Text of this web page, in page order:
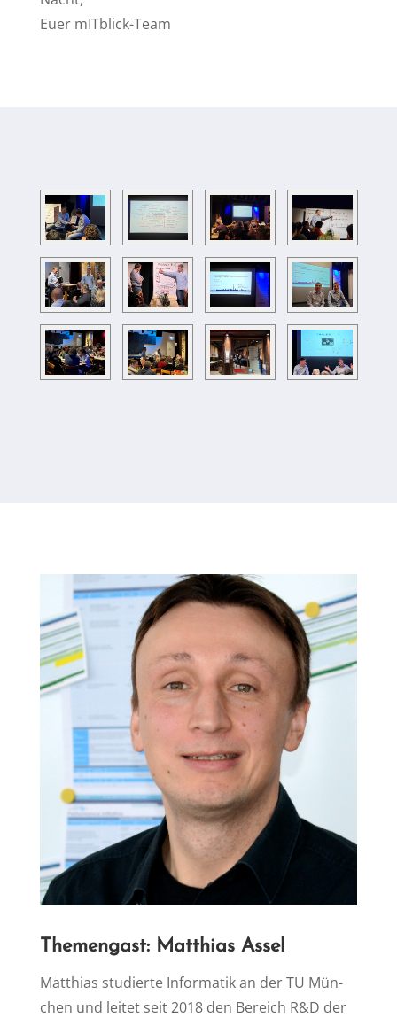
Eu­er mITblick-Team
The­men­gast: Mat­thi­as Assel
Mat­thi­as stu­dier­te In­for­ma­tik an der TU Mün­
chen und lei­tet seit 2018 den Be­reich R&D der